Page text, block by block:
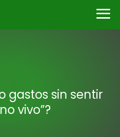
gastos sin sentir
vivo”?